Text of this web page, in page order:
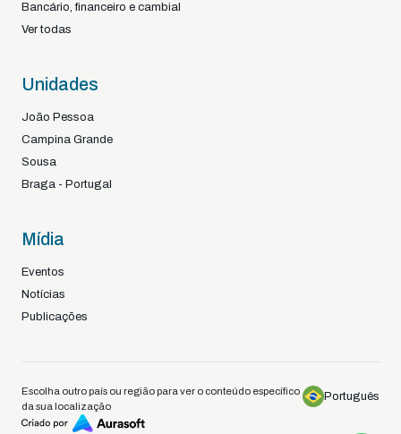
Bancário, financeiro e cambial
Ver todas
Unidades
João Pessoa
Campina Grande
Sousa
Braga - Portugal
Mídia
Eventos
Notícias
Publicações
Escolha outro país ou região para ver o conteúdo específico
da sua localização
Português